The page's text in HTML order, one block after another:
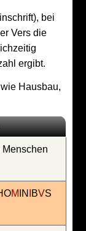
bei
Vers die
ergibt.
Hausbau,
Menschen
M IN BVS